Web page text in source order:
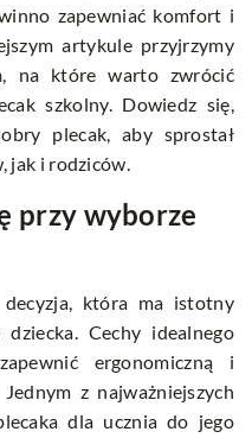
zapewniać komfort i
artykule przyjrzymy
na które warto zwrócić
szkolny. Dowiedz się,
plecak, aby sprostał
jak i rodziców.
przy wyborze
która ma istotny
Cechy idealnego
ergonomiczną i
z najważniejszych
dla ucznia do jego